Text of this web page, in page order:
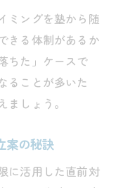
ミングを塾から随
きる体制があるか
ちた」ケースで
ることが多いた
しょう。
案の秘訣
に活用した直前対